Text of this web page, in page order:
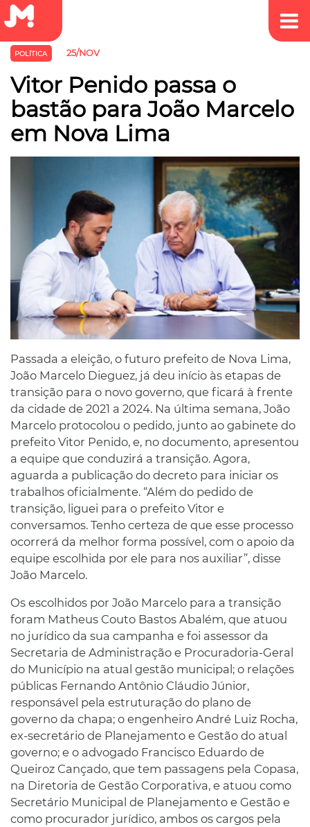
POLÍTICA 25/NOV
Vitor Penido passa o
bastão para João Marcelo
em Nova Lima
Passada a eleição, o futuro prefeito de Nova Lima,
João Marcelo Dieguez, já deu início às etapas de
transição para o novo governo, que ficará à frente
da cidade de 2021 a 2024. Na última semana, João
Marcelo protocolou o pedido, junto ao gabinete do
prefeito Vitor Penido, e, no documento, apresentou
a equipe que conduzirá a transição. Agora,
aguarda a publicação do decreto para iniciar os
trabalhos oficialmente. “Além do pedido de
transição, liguei para o prefeito Vitor e
conversamos. Tenho certeza de que esse processo
ocorrerá da melhor forma possível, com o apoio da
equipe escolhida por ele para nos auxiliar”, disse
João Marcelo.
Os escolhidos por João Marcelo para a transição
foram Matheus Couto Bastos Abalém, que atuou
no jurídico da sua campanha e foi assessor da
Secretaria de Administração e Procuradoria-Geral
do Município na atual gestão municipal; o relações
públicas Fernando Antônio Cláudio Júnior,
responsável pela estruturação do plano de
governo da chapa; o engenheiro André Luiz Rocha,
ex-secretário de Planejamento e Gestão do atual
governo; e o advogado Francisco Eduardo de
Queiroz Cançado, que tem passagens pela Copasa,
na Diretoria de Gestão Corporativa, e atuou como
Secretário Municipal de Planejamento e Gestão e
como procurador jurídico, ambos os cargos pela